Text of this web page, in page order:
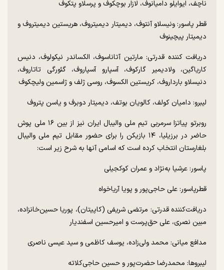
ناچف، ایوایلو دامیانوف، لازار بوچکوف و پرسلاو پتکوف
قطر پاسور: ونیسلاو آنتوف، دیمیتار دیمیتروف، هریستین دیمیتروف و
دیمیتار پیچینوف
دریافت کننده قدرتی: مارتین آتاناسوف، الکساندر نیکولوف، دنیس
کاریاگین، ولادیمیر گارکوف، آسپارو آسپاروف، گئورگی تاتاروف،
دنیسلاو بارداروف، کریستین الکسوف، روسی ژلف و ژاسمین ولیچکوف
لیبرو: دامیان کولف، کالویان بوتف، دیمیتار دوبرف و یاسن پتروف
روبرتو پیاتزا سرمربی تیم ملی والیبال ایران نیز از بین ۱۶ ملی پوش
حاضر در برزیلیا، ۱۴ بازیکن را برای حضور مقابل تیم ملی والیبال
بلغارستان انتخاب کرده است که اسامی آنها به شرح زیر است:
پاسور: عرشیا به‌نژاد و عمران کوکجیلی
قطرپاسور: علی حاجی‌پور و پویا آریاخواه
دریافت‌کننده قدرتی: مرتضی شریفی (کاپیتان)، پوریا حسین‌خانزاده،
مبین نصری، علی حق‌پرست و امیرحسین اسفندیار
مدافع میانی: محمد ولی‌زاده، یوسف کاظمی و سید عیسی ناصری
لیبروها: محمدرضا حضرت‌پور و حسین حاجی‌کلاته